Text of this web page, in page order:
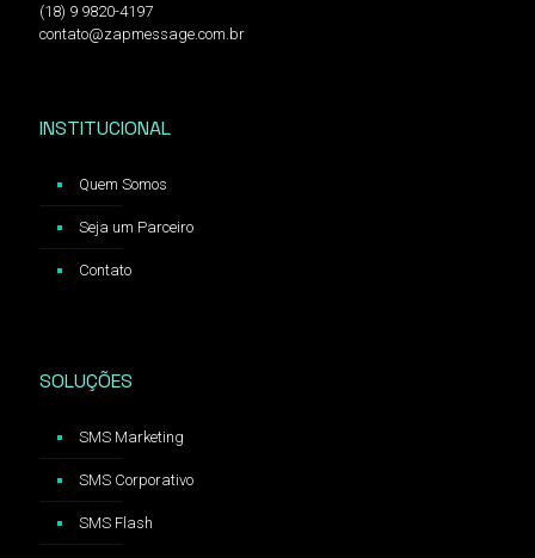
(18) 9 9820-4197
contato@zapmessage.com.br
INSTITUCIONAL
Quem Somos
Seja um Parceiro
Contato
SOLUÇÕES
SMS Marketing
SMS Corporativo
SMS Flash